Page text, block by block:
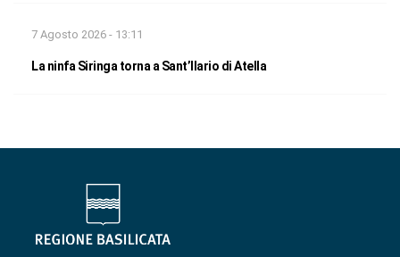
7 Agosto 2026 - 13:11
La ninfa Siringa torna a Sant’Ilario di Atella